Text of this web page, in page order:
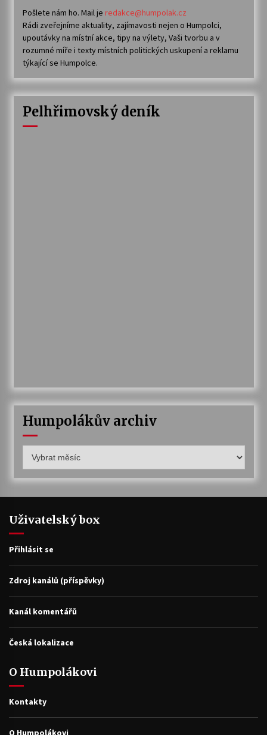
Pošlete nám ho. Mail je redakce@humpolak.cz
Rádi zveřejníme aktuality, zajímavosti nejen o Humpolci,
upoutávky na místní akce, tipy na výlety, Vaši tvorbu a v
rozumné míře i texty místních politických uskupení a reklamu
týkající se Humpolce.
Pelhřimovský deník
Humpolákův archiv
archiv
Uživatelský box
Přihlásit se
Zdroj kanálů (příspěvky)
Kanál komentářů
Česká lokalizace
O Humpolákovi
Kontakty
O Humpolákovi